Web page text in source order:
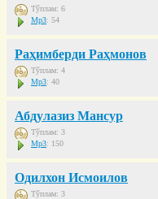
Тўплам: 6
Mp3: 54
Раҳимберди Раҳмонов
Тўплам: 4
Mp3: 40
Абдулазиз Мансур
Тўплам: 3
Mp3: 150
Одилхон Исмоилов
Тўплам: 3